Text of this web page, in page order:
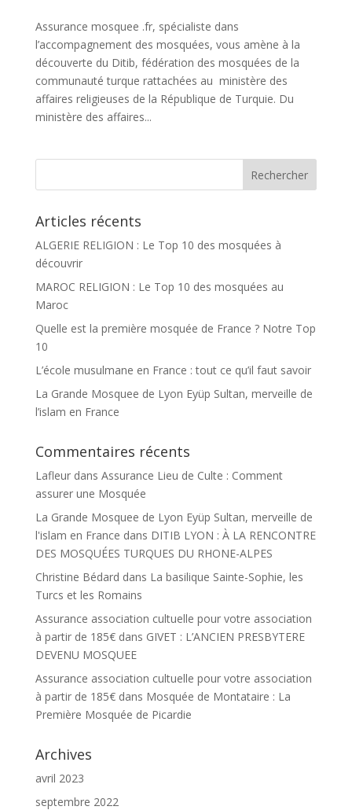
Assurance mosquee .fr, spécialiste dans
l’accompagnement des mosquées, vous amène à la
découverte du Ditib, fédération des mosquées de la
communauté turque rattachées au ministère des
affaires religieuses de la République de Turquie. Du
ministère des affaires...
Articles récents
ALGERIE RELIGION : Le Top 10 des mosquées à
découvrir
MAROC RELIGION : Le Top 10 des mosquées au
Maroc
Quelle est la première mosquée de France ? Notre Top
10
L’école musulmane en France : tout ce qu’il faut savoir
La Grande Mosquee de Lyon Eyüp Sultan, merveille de
l’islam en France
Commentaires récents
Lafleurdans Assurance Lieu de Culte : Comment
assurer une Mosquée
La Grande Mosquee de Lyon Eyüp Sultan, merveille de
l'islam en France dans DITIB LYON : À LA RENCONTRE
DES MOSQUÉES TURQUES DU RHONE-ALPES
Christine Bédard dans La basilique Sainte-Sophie, les
Turcs et les Romains
Assurance association cultuelle pour votre association
à partir de 185€dans GIVET : L’ANCIEN PRESBYTERE
DEVENU MOSQUEE
Assurance association cultuelle pour votre association
à partir de 185€dans Mosquée de Montataire : La
Première Mosquée de Picardie
Archives
avril 2023
septembre 2022